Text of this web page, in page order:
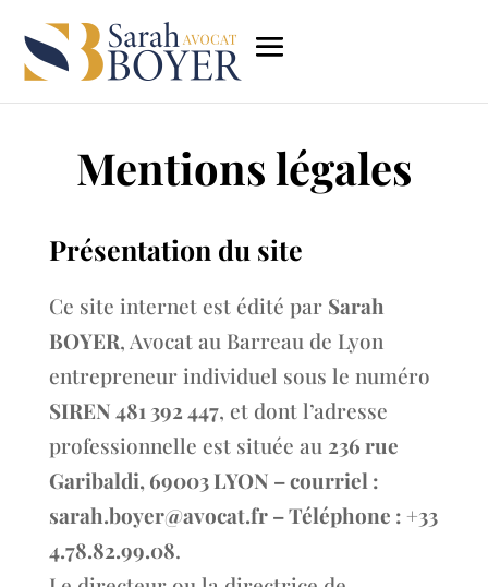
Mentions légales
Présentation du site
Ce site internet est édité par Sarah
BOYER, Avocat au Barreau de Lyon
entrepreneur individuel sous le numéro
SIREN 481 392 447, et dont l’adresse
professionnelle est située au 236 rue
Garibaldi, 69003 LYON – courriel :
sarah.boyer@avocat.fr – Téléphone : +33
4.78.82.99.08.